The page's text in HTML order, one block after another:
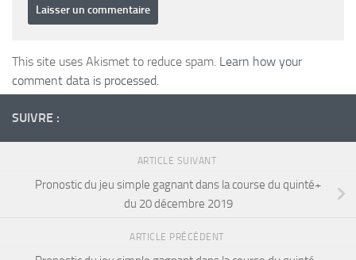
This site uses Akismet to reduce spam. Learn how your
comment data is processed.
SUIVRE :
ARTICLE SUIVANT
Pronostic du jeu simple gagnant dans la course du quinté+
du 20 décembre 2019
ARTICLE PRÉCÉDENT